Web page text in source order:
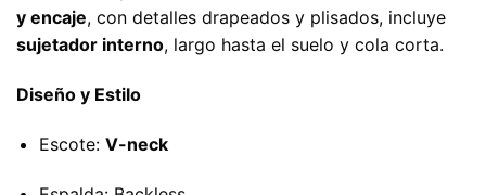
y encaje, con detalles drapeados y plisados, incluye
sujetador interno, largo hasta el suelo y cola corta.
Diseño y Estilo
Escote: V-neck